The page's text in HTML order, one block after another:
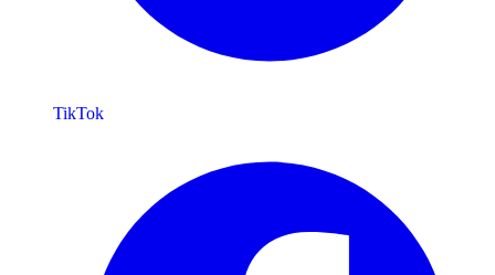
TikTok